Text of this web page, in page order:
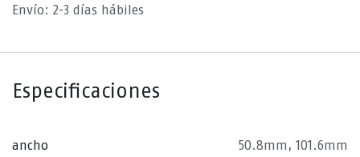
Envío: 2-3 días hábiles
Especificaciones
ancho 50.8mm , 101.6mm